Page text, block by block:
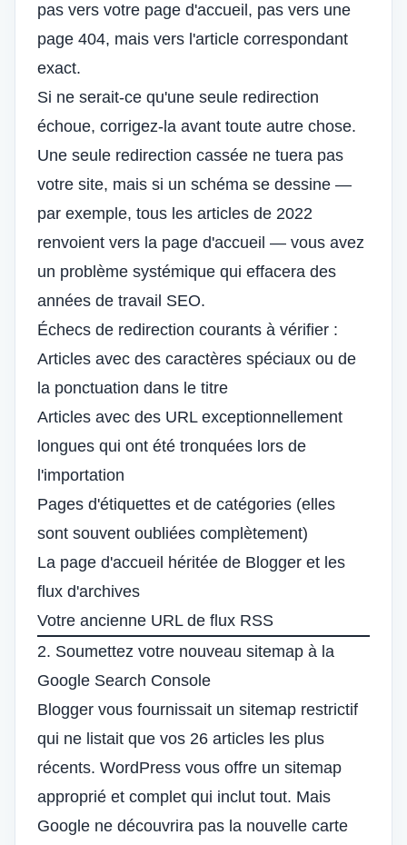
pas vers votre page d'accueil, pas vers une
page 404, mais vers l'article correspondant
exact.
Si ne serait-ce qu'une seule redirection
échoue, corrigez-la avant toute autre chose.
Une seule redirection cassée ne tuera pas
votre site, mais si un schéma se dessine —
par exemple, tous les articles de 2022
renvoient vers la page d'accueil — vous avez
un problème systémique qui effacera des
années de travail SEO.
Échecs de redirection courants à vérifier :
Articles avec des caractères spéciaux ou de
la ponctuation dans le titre
Articles avec des URL exceptionnellement
longues qui ont été tronquées lors de
l'importation
Pages d'étiquettes et de catégories (elles
sont souvent oubliées complètement)
La page d'accueil héritée de Blogger et les
flux d'archives
Votre ancienne URL de flux RSS
2. Soumettez votre nouveau sitemap à la
Google Search Console
Blogger vous fournissait un sitemap restrictif
qui ne listait que vos 26 articles les plus
récents. WordPress vous offre un sitemap
approprié et complet qui inclut tout. Mais
Google ne découvrira pas la nouvelle carte